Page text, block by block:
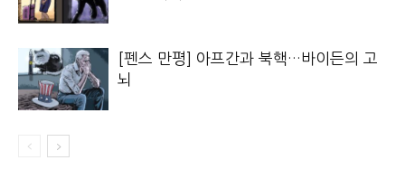
[펜스 만평] 아프간과 북핵…바이든의 고
뇌